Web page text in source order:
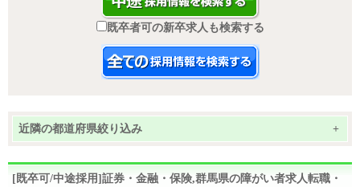
既卒者可の新卒求人も検索する
近隣の都道府県絞り込み +
[既卒可/中途採用]証券・金融・保険,群馬県の障がい者求人転職・